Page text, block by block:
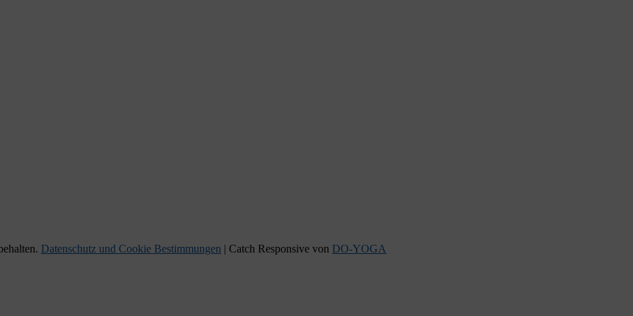
Datenschutz und Cookie Bestimmungen | Catch Responsive von DO-YOGA